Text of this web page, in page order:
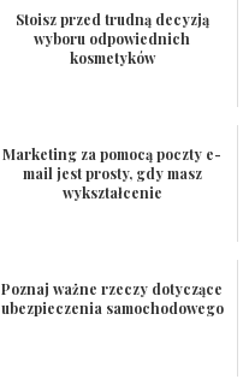
Stoisz przed trudną decyzją
wyboru odpowiednich
kosmetyków
Marketing za pomocą poczty e-
mail jest prosty, gdy masz
wykształcenie
Poznaj ważne rzeczy dotyczące
ubezpieczenia samochodowego